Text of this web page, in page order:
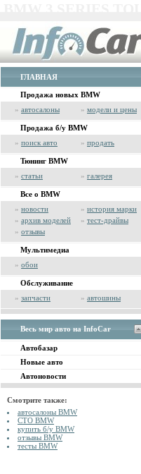
ГЛАВНАЯ
Продажа новых BMW
» автосалоны » модели и цены
Продажа б/у BMW
» поиск авто » продать
Тюнинг BMW
» статьи » галерея
Все о BMW
» новости » история марки
» архив моделей » тест-драйвы
» отзывы
Мультимедиа
» обои
Обслуживание
» запчасти » автошины
Весь мир авто на InfoCar
Автобазар
Новые авто
Автоновости
Смотрите также:
автосалоны BMW
СТО BMW
купить б/у BMW
отзывы BMW
тесты BMW